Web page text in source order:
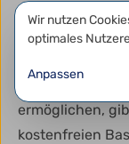
Dann ist die
Materialien
den Nutzer
kostenfreien
ermöglichen,
kostenfreien
Wir nutzen
optimales
Anpassen